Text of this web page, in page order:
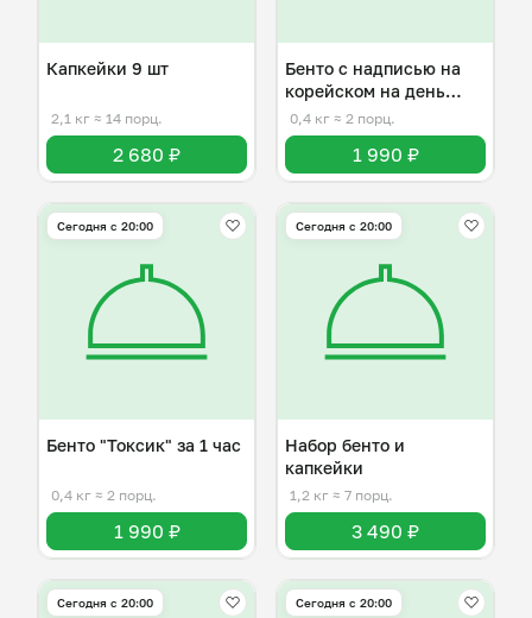
Капкейки 9 шт
2,1 кг ≈ 14 порц.
2 680 ₽
Бенто с надписью на
корейском на день
рождения
0,4 кг ≈ 2 порц.
1 990 ₽
Сегодня с 20:00
Бенто "Токсик" за 1 час
0,4 кг ≈ 2 порц.
1 990 ₽
Сегодня с 20:00
Набор бенто и
капкейки
1,2 кг ≈ 7 порц.
3 490 ₽
Сегодня с 20:00 Сегодня с 20:00